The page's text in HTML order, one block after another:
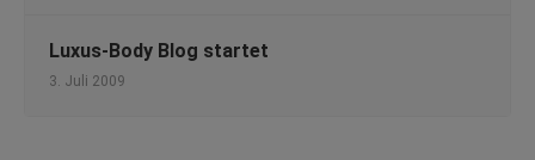
Luxus-Body Blog startet
3. Juli 2009